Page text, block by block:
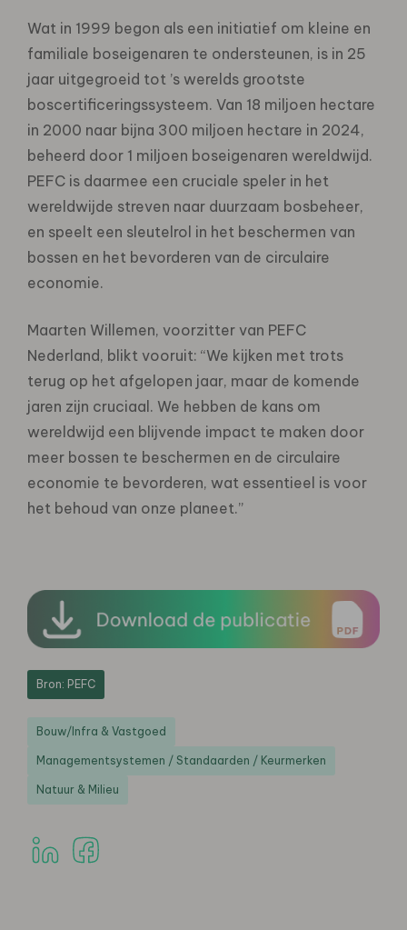
Wat in 1999 begon als een initiatief om kleine en
familiale boseigenaren te ondersteunen, is in 25
jaar uitgegroeid tot ’s werelds grootste
boscertificeringssysteem. Van 18 miljoen hectare
in 2000 naar bijna 300 miljoen hectare in 2024,
beheerd door 1 miljoen boseigenaren wereldwijd.
PEFC is daarmee een cruciale speler in het
wereldwijde streven naar duurzaam bosbeheer,
en speelt een sleutelrol in het beschermen van
bossen en het bevorderen van de circulaire
economie.
Maarten Willemen, voorzitter van PEFC
Nederland, blikt vooruit: “We kijken met trots
terug op het afgelopen jaar, maar de komende
jaren zijn cruciaal. We hebben de kans om
wereldwijd een blijvende impact te maken door
meer bossen te beschermen en de circulaire
economie te bevorderen, wat essentieel is voor
het behoud van onze planeet.”
Bron: PEFC
Bouw/Infra & Vastgoed
Managementsystemen / Standaarden / Keurmerken
Natuur & Milieu